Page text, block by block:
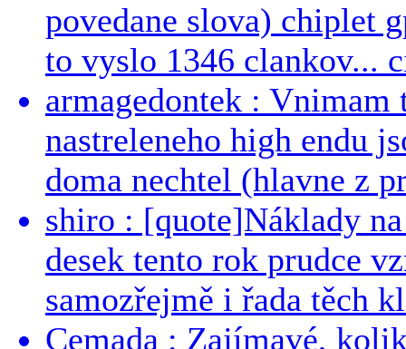
povedane slova) chiplet
to vyslo 1346 clankov...
armagedontek : Vnimam
nastreleneho high endu
doma nechtel (hlavne z
shiro : [quote]Náklady
desek tento rok prudce
samozřejmě i řada těch
Cemada : Zajímavé,